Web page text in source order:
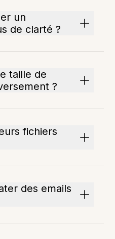
un
de clarté ?
taille de
?
fichiers
des emails